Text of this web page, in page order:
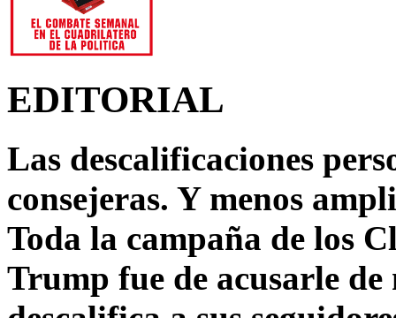
EDITORIAL
Las descalificaciones
consejeras. Y menos
Toda la campaña de los
Trump fue de acusarle